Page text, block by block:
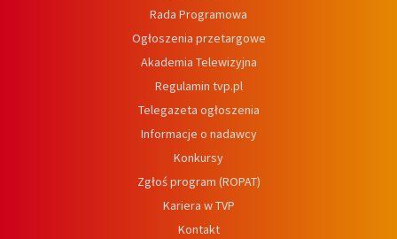
Rada Programowa
Ogłoszenia przetargowe
Akademia Telewizyjna
Regulamin tvp.pl
Telegazeta ogłoszenia
Informacje o nadawcy
Konkursy
Zgłoś program (ROPAT)
Kariera w TVP
Kontakt